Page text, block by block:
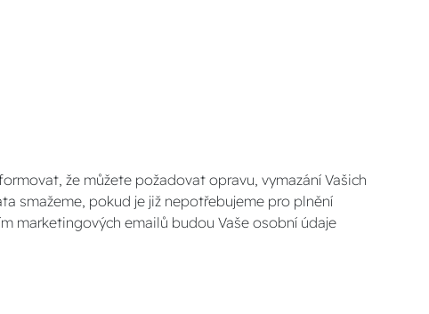
že můžete požadovat opravu, vymazání Vašich
smažeme, pokud je již nepotřebujeme pro plnění
marketingových emailů budou Vaše osobní údaje